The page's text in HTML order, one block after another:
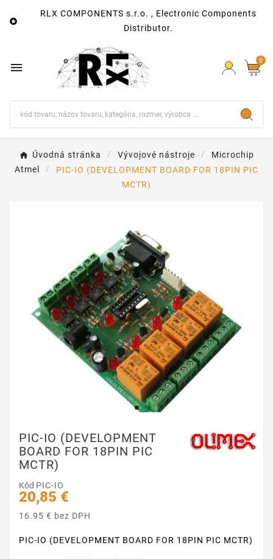

RLX COMPONENTS s.r.o. , Electronic Components
Distributor.
 0
Úvodná stránka Vývojové nástroje
Microchip
Atmel
PIC-IO (DEVELOPMENT BOARD FOR 18PIN PIC
MCTR)
PIC-IO (DEVELOPMENT
BOARD FOR 18PIN PIC
MCTR)
Kód PIC-IO
20,85 €
16.95 € bez DPH
PIC-IO (DEVELOPMENT BOARD FOR 18PIN PIC MCTR)